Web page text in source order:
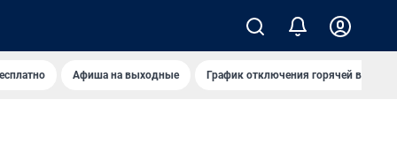
Афиша на выходные График отключения горячей воды в